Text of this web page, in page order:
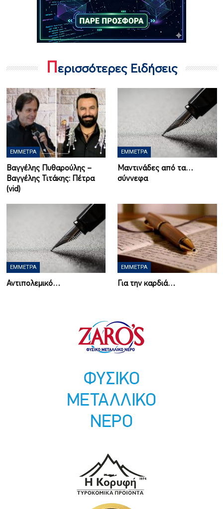
Περισσότερες Ειδήσεις
ΈΜΜΕΤΡΑ
Βαγγέλης Πυθαρούλης –
Βαγγέλης Τιτάκης: Πέτρα
(vid)
ΈΜΜΕΤΡΑ
Μαντινάδες από τα…
σύννεφα
ΈΜΜΕΤΡΑ
Αντιπολεμικό…
ΈΜΜΕΤΡΑ
Για την καρδιά…